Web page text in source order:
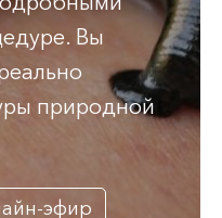
Вы
природной
эфир